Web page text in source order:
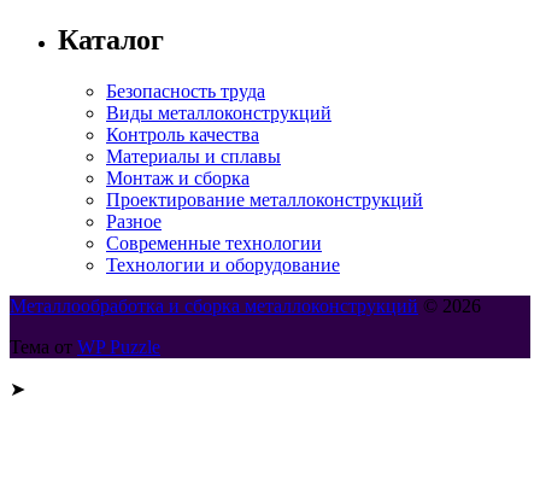
Каталог
Безопасность труда
Виды металлоконструкций
Контроль качества
Материалы и сплавы
Монтаж и сборка
Проектирование металлоконструкций
Разное
Современные технологии
Технологии и оборудование
Металлообработка и сборка металлоконструкций © 2026
Тема от WP Puzzle
➤